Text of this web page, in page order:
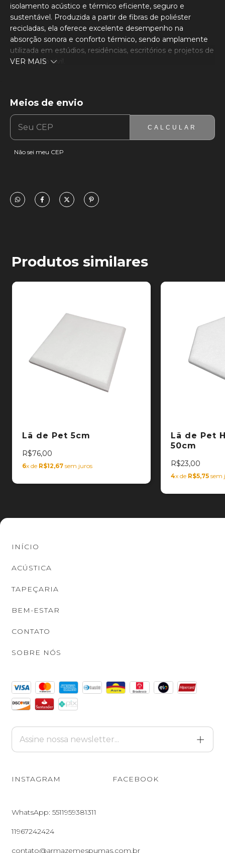
isolamento acústico e térmico eficiente, seguro e
sustentável. Produzida a partir de fibras de poliéster
recicladas, ela oferece excelente desempenho na
absorção sonora e conforto térmico, sendo amplamente
utilizada em estúdios, residências, escritórios e projetos de
construção civil.
ambientes.
Isolamento térmico– Mantém a temperatura interna
mais estável, proporcionando economia de energia.
Segurança
Classificação: II-B
VER MAIS
ENTREGAS PARA O CEP:
Meios de envio
CALCULAR
Não sei meu CEP
Produtos similares
Lã de Pet 5cm
R$76,00
6x de R$12,67 sem juros
Lã de Pet
50cm
R$23,00
4x de R$5,75 sem
INÍCIO
ACÚSTICA
TAPEÇARIA
BEM-ESTAR
CONTATO
SOBRE NÓS
INSTAGRAM FACEBOOK
WhatsApp: 5511959381311
11967242424
contato@armazemespumas.com.br